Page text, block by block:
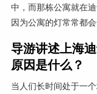
中，而那栋公寓就在
因为公寓的灯常常都会
导游讲述上海
原因是什么？
当人们长时间处于一